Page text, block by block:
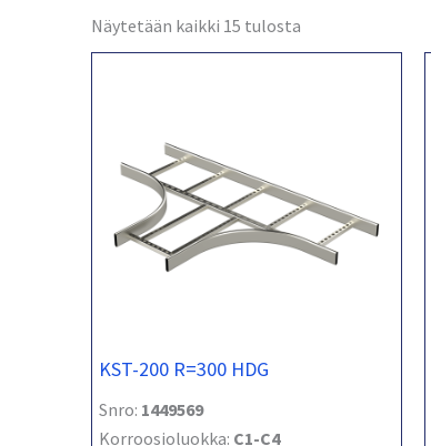
Näytetään kaikki 15 tulosta
KST-200 R=300 HDG
Snro: 1449569
Korroosioluokka: C1-C4